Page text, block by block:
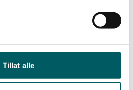
Tillat alle
og økt yrkesstolthet,
lederen kan